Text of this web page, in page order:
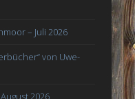
– Juli 2026
von Uwe-
2026